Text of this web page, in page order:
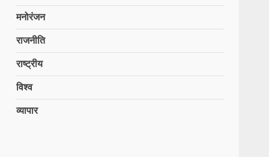
मनोरंजन
राजनीति
राष्ट्रीय
विश्व
व्यापार